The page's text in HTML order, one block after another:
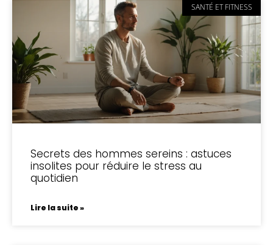
SANTÉ ET FITNESS
Secrets des hommes sereins : astuces
insolites pour réduire le stress au
quotidien
Lire la suite »